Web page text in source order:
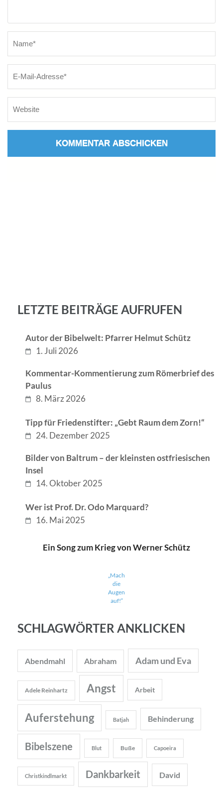
LETZTE BEITRÄGE AUFRUFEN
Autor der Bibelwelt: Pfarrer Helmut Schütz
1. Juli 2026
Kommentar-Kommentierung zum Römerbrief des
Paulus
8. März 2026
Tipp für Friedenstifter: „Gebt Raum dem Zorn!“
24. Dezember 2025
Bilder von Baltrum – der kleinsten ostfriesischen
Insel
14. Oktober 2025
Wer ist Prof. Dr. Odo Marquard?
16. Mai 2025
Ein Song zum Krieg von Werner Schütz
„Mach
die
Augen
auf!“
SCHLAGWÖRTER ANKLICKEN
Abendmahl Abraham Adam und Eva
Adele Reinhartz Angst Arbeit
Auferstehung Batjah Behinderung
Bibelszene Blut Buße Capoeira
Christkindlmarkt Dankbarkeit David